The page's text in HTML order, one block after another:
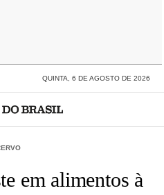
QUINTA, 6 DE AGOSTO DE 2026
em alimentos à